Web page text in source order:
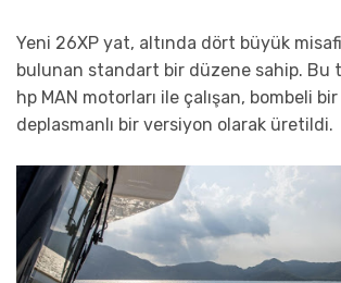
Yeni 26XP yat, altında dört büyük
bulunan standart bir düzene sahip. Bu
hp MAN motorları ile çalışan, bombeli
deplasmanlı bir versiyon olarak üretildi.